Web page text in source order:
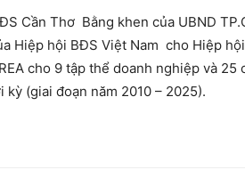
Cần Thơ Bằng khen của UBND
Hiệp hội BĐS Việt Nam cho Hiệp
cho 9 tập thể doanh nghiệp và 25
(giai đoạn năm 2010 – 2025).